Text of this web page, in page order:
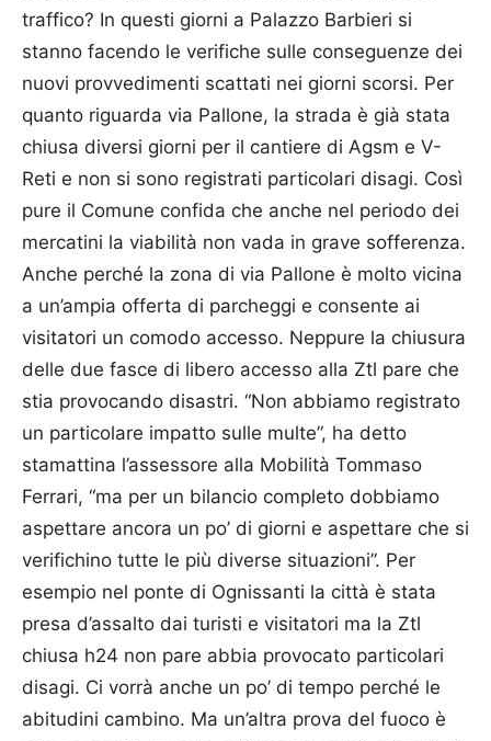
traffico? In questi giorni a Palazzo Barbieri si
stanno facendo le verifiche sulle conseguenze dei
nuovi provvedimenti scattati nei giorni scorsi. Per
quanto riguarda via Pallone, la strada è già stata
chiusa diversi giorni per il cantiere di Agsm e V-
Reti e non si sono registrati particolari disagi. Così
pure il Comune confida che anche nel periodo dei
mercatini la viabilità non vada in grave sofferenza.
Anche perché la zona di via Pallone è molto vicina
a un’ampia offerta di parcheggi e consente ai
visitatori un comodo accesso. Neppure la chiusura
delle due fasce di libero accesso alla Ztl pare che
stia provocando disastri. “Non abbiamo registrato
un particolare impatto sulle multe”, ha detto
stamattina l’assessore alla Mobilità Tommaso
Ferrari, “ma per un bilancio completo dobbiamo
aspettare ancora un po’ di giorni e aspettare che si
verifichino tutte le più diverse situazioni”. Per
esempio nel ponte di Ognissanti la città è stata
presa d’assalto dai turisti e visitatori ma la Ztl
chiusa h24 non pare abbia provocato particolari
disagi. Ci vorrà anche un po’ di tempo perché le
abitudini cambino. Ma un’altra prova del fuoco è